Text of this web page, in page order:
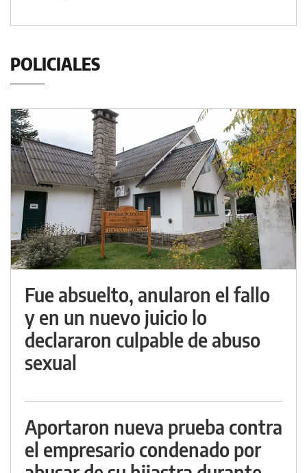
POLICIALES
Fue absuelto, anularon el fallo
y en un nuevo juicio lo
declararon culpable de abuso
sexual
Aportaron nueva prueba contra
el empresario condenado por